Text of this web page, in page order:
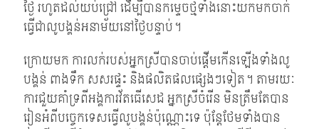
ថ្ងៃ រហូតដល់យប់ជ្រៅ ដើម្បីបានកម្ទេចថ្មទាំងនោះយកមកចាក់
ធ្វើជាលូបង្គន់អនាម័យនៅថ្ងៃបន្ទាប់។
ក្រោយមក ការលក់របស់អ្នកស្រីបានចាប់ផ្តើមកើនឡើងទាំងលូ
បង្គន់ ពាងទឹក សសរផ្ទះ និងផលិតផលផ្សេងៗទៀត។ តាមរយៈ
ការជួយគាំទ្រពីអង្គការវ័តធើសេដ អ្នកស្រីចំរើន មិនត្រឹមតែបាន
រៀនអំពីបច្ចេកទេសធ្វើលូបង្គន់ប៉ុណ្ណោះទេ ប៉ុន្តែថែមទាំងបាន